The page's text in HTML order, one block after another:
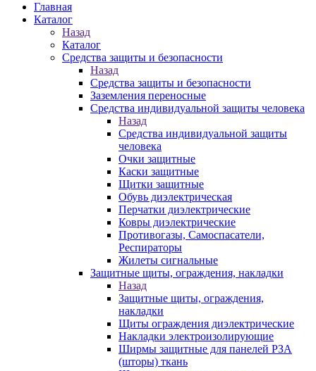
Главная
Каталог
Назад
Каталог
Средства защиты и безопасности
Назад
Средства защиты и безопасности
Заземления переносные
Средства индивидуальной защиты человека
Назад
Средства индивидуальной защиты
человека
Очки защитные
Каски защитные
Щитки защитные
Обувь диэлектрическая
Перчатки диэлектрические
Ковры диэлектрические
Противогазы, Самоспасатели,
Респираторы
Жилеты сигнальные
Защитные щиты, ограждения, накладки
Назад
Защитные щиты, ограждения,
накладки
Щиты ограждения диэлектрические
Накладки электроизолирующие
Ширмы защитные для панелей РЗА
(шторы) ткань